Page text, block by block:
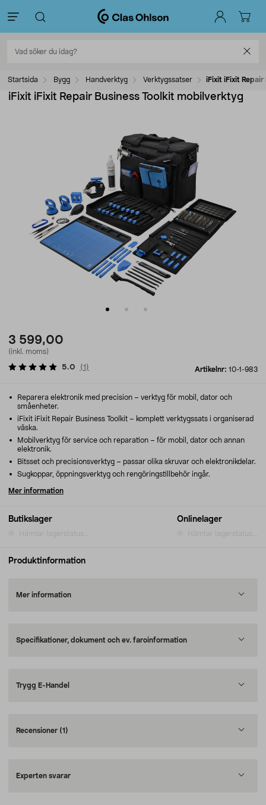
Startsida Bygg Handverktyg Verktygssatser iFixit iFixit
iFixit iFixit Repair Business Toolkit mobilverktyg
3 599,00
(inkl. moms)
Artikelnr: 10-1-983
5.0 (1 )
Butikslager
Hämtar lagerstatus...
Onlinelager
Hämtar lagerstatus...
Reparera elektronik med precision – verktyg för mobil, dator och
småenheter.
iFixit iFixit Repair Business Toolkit – komplett verktygssats i organiserad
väska.
Mobilverktyg för service och reparation – för mobil, dator och annan
elektronik.
Bitsset och precisionsverktyg – passar olika skruvar och elektronikdelar.
Sugkoppar, öppningsverktyg och rengöringstillbehör ingår.
Mer information
Produktinformation
Mer information
Specifikationer, dokument och ev. faroinformation
Trygg E-Handel
Recensioner (1)
Experten svarar